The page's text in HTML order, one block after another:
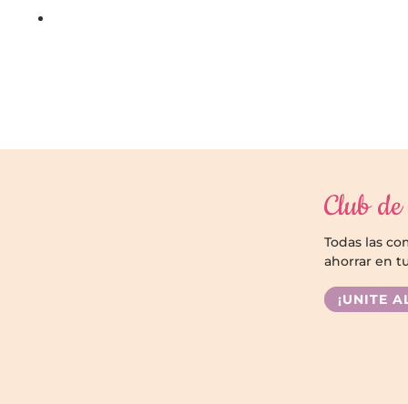
Club
Todas las
ahorrar en
¡UNITE